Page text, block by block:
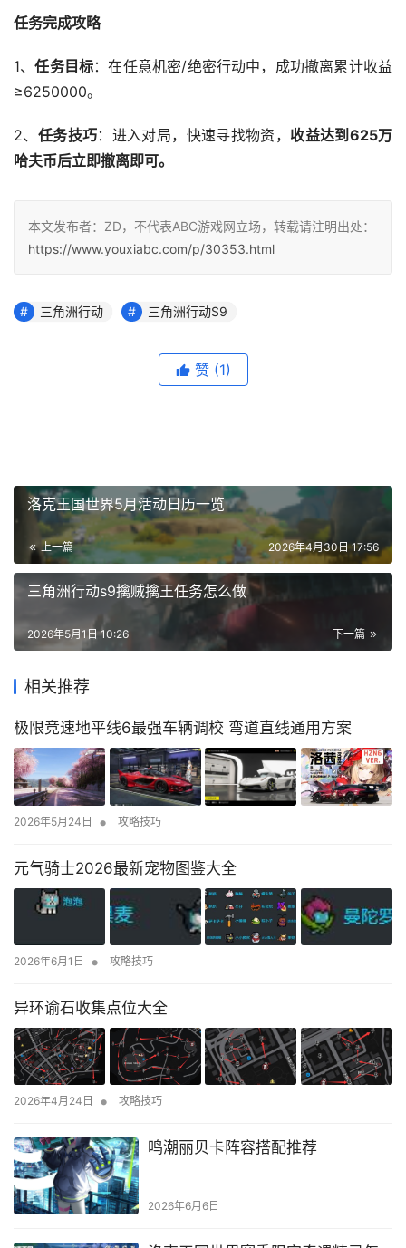
任务完成攻略
1、任务目标：在任意机密/绝密行动中，成功撤离累计收益
≥6250000。
2、 任务技巧：进入对局，快速寻找物资， 收益达到625万
哈夫币后立即撤离即可。
本文发布者：ZD，不代表ABC游戏网立场，转载请注明出处：
https://www.youxiabc.com/p/30353.html
三角洲行动 三角洲行动S9
赞 (1)
洛克王国世界5月活动日历一览
上一篇 2026年4月30日 17:56
三角洲行动s9擒贼擒王任务怎么做
下一篇
2026年5月1日 10:26
相关推荐
极限竞速地平线6最强车辆调校 弯道直线通用方案
2026年5月24日 • 攻略技巧
元气骑士2026最新宠物图鉴大全
2026年6月1日 • 攻略技巧
异环谕石收集点位大全
2026年4月24日 • 攻略技巧
鸣潮丽贝卡阵容搭配推荐
2026年6月6日